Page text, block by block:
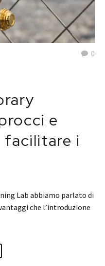
0
e
i
Lab abbiamo parlato di
che l’introduzione